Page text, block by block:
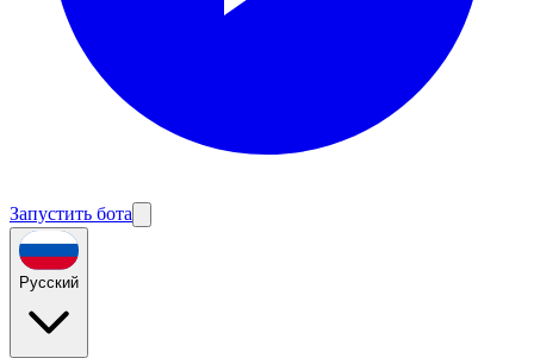
Запустить бота
Русский